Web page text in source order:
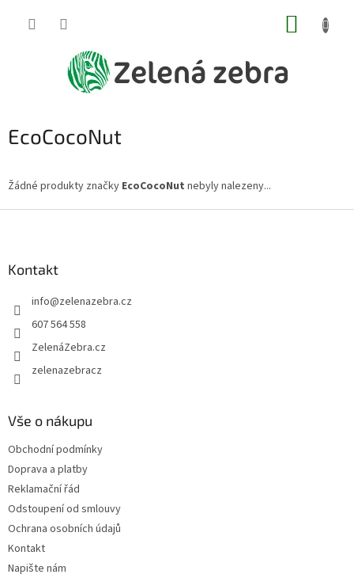
EcoCocoNut
Žádné produkty značky EcoCocoNut nebyly nalezeny...
Kontakt
info@zelenazebra.cz
607 564 558
ZelenáZebra.cz
zelenazebracz
Vše o nákupu
Obchodní podmínky
Doprava a platby
Reklamační řád
Odstoupení od smlouvy
Ochrana osobních údajů
Kontakt
Napište nám